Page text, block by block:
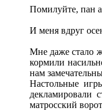
Помилуйте, пан
И меня вдруг
Мне даже стало
кормили
нам
Настольные
декламировали
матросский